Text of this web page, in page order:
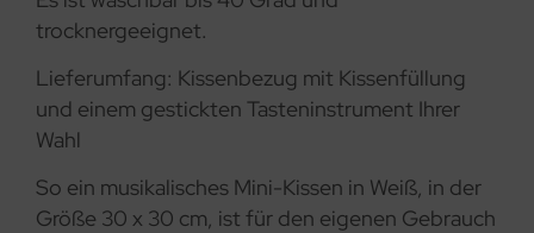
trocknergeeignet.
Lieferumfang: Kissenbezug mit Kissenfüllung
und einem gestickten Tasteninstrument Ihrer
Wahl
So ein musikalisches Mini-Kissen in Weiß, in der
Größe 30 x 30 cm, ist für den eigenen Gebrauch